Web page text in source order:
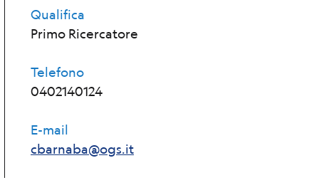
Qualifica
Primo Ricercatore
Telefono
0402140124
E-mail
cbarnaba@ogs.it